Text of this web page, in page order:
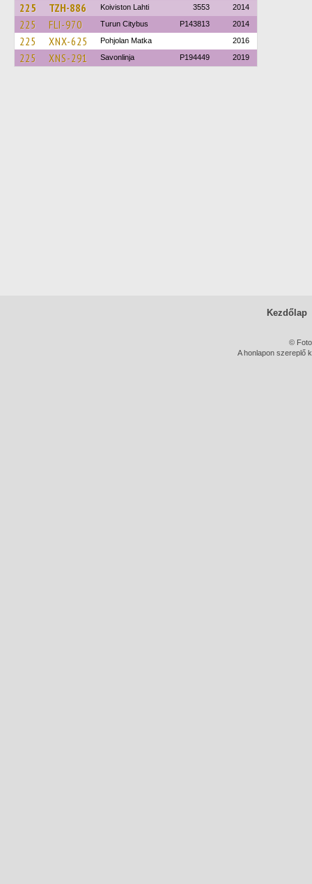
225 TZH-886 Koiviston Lahti 3553 2014
225 FLI-970 Turun Citybus P143813 2014
225 XNX-625 Pohjolan Matka 2016
225 XNS-291 Savonlinja P194449 2019
Kezdőlap
©
A honlapon szereplő